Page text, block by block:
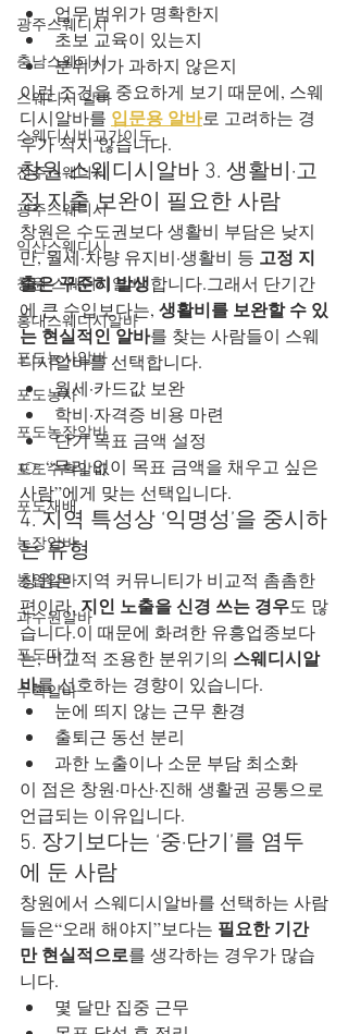
광주스웨디시
충남스웨디시
스웨디시 알바
스웨디시비교가이드
전주스웨디시
광주스웨디시
익산스웨디시
창원 스웨디시알바
홍대스웨디시알바
포도농사알바
포도농사
포도농장알바
포도수확알바
포도재배
농장알바
농업알바
과수원알바
포도따기
수확알바
업무 범위가 명확한지
초보 교육이 있는지
분위기가 과하지 않은지
이런 조건을 중요하게 보기 때문에, 스웨
디시알바를 입문용 알바로 고려하는 경
우가 적지 않습니다.
창원 스웨디시알바 3. 생활비·고
정 지출 보완이 필요한 사람
창원은 수도권보다 생활비 부담은 낮지
만, 월세·차량 유지비·생활비 등 고정 지
출은 꾸준히 발생합니다.그래서 단기간
에 큰 수입보다는, 생활비를 보완할 수 있
는 현실적인 알바를 찾는 사람들이 스웨
디시알바를 선택합니다.
월세·카드값 보완
학비·자격증 비용 마련
단기 목표 금액 설정
👉 “무리 없이 목표 금액을 채우고 싶은
사람”에게 맞는 선택입니다.
4. 지역 특성상 ‘익명성’을 중시하
는 유형
창원은 지역 커뮤니티가 비교적 촘촘한
편이라, 지인 노출을 신경 쓰는 경우도 많
습니다.이 때문에 화려한 유흥업종보다
는, 비교적 조용한 분위기의 스웨디시알
바를 선호하는 경향이 있습니다.
눈에 띄지 않는 근무 환경
출퇴근 동선 분리
과한 노출이나 소문 부담 최소화
이 점은 창원·마산·진해 생활권 공통으로
언급되는 이유입니다.
5. 장기보다는 ‘중·단기’를 염두
에 둔 사람
창원에서 스웨디시알바를 선택하는 사람
들은“오래 해야지”보다는 필요한 기간
만 현실적으로를 생각하는 경우가 많습
니다.
몇 달만 집중 근무